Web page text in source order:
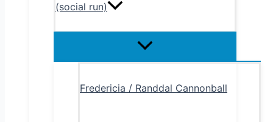
(social run)
Menu
Fredericia / Randdal Cannonball